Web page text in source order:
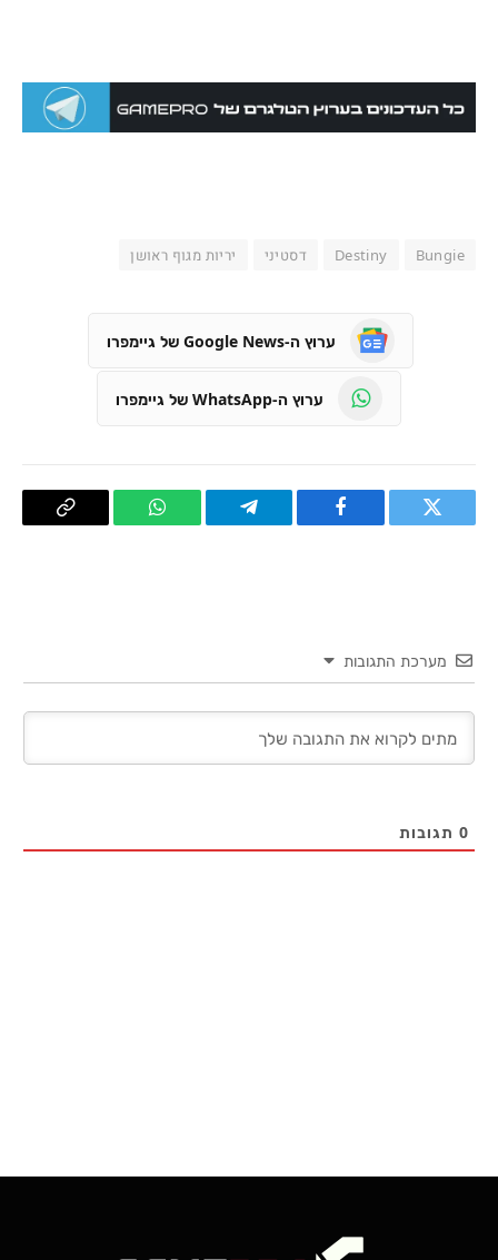
Bungie
Destiny דסטיני יריות מגוף ראושן
ערוץ ה-Google News של גיימפרו
ערוץ ה-WhatsApp של גיימפרו
טוויטר פייסבוק Telegram
WhatsApp העתק
מערכת התגובות
0 תגובות